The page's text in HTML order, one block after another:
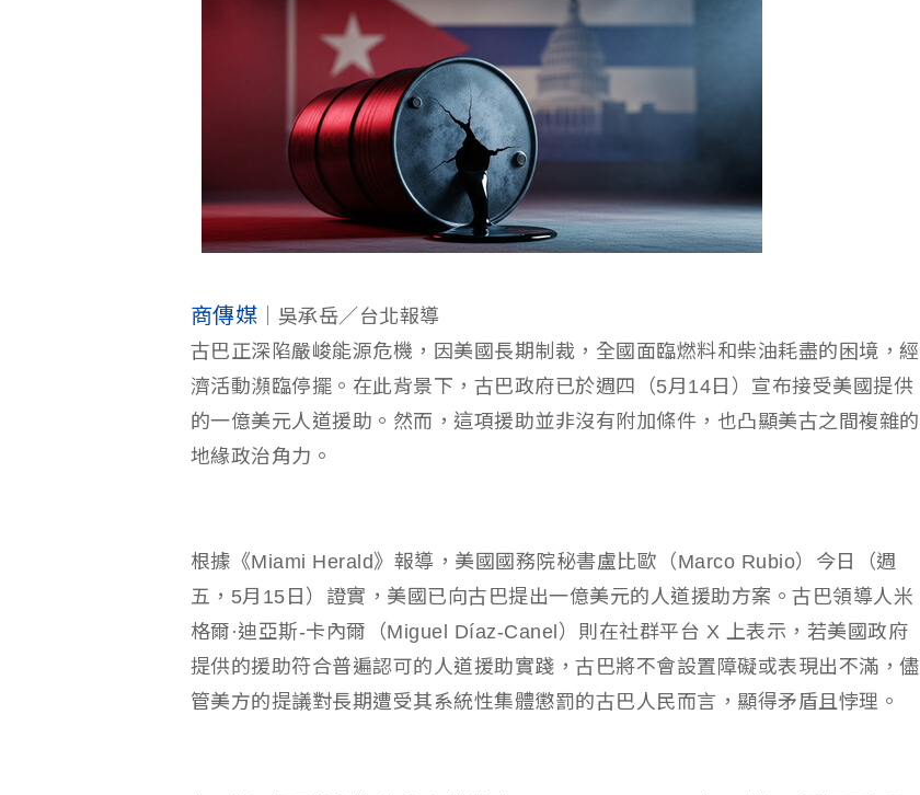
商傳媒 ｜吳承岳／台北報導
古巴正深陷嚴峻能源危機，因美國長期制裁，全國面臨燃料和柴油耗盡的困境，經
濟活動瀕臨停擺。在此背景下，古巴政府已於週四（5月14日）宣布接受美國提供
的一億美元人道援助。然而，這項援助並非沒有附加條件，也凸顯美古之間複雜的
地緣政治角力。
根據《Miami Herald》報導，美國國務院秘書盧比歐（Marco Rubio）今日（週
五，5月15日）證實，美國已向古巴提出一億美元的人道援助方案。古巴領導人米
格爾·迪亞斯-卡內爾（Miguel Díaz-Canel）則在社群平台 X 上表示，若美國政府
提供的援助符合普遍認可的人道援助實踐，古巴將不會設置障礙或表現出不滿，儘
管美方的提議對長期遭受其系統性集體懲罰的古巴人民而言，顯得矛盾且悖理。